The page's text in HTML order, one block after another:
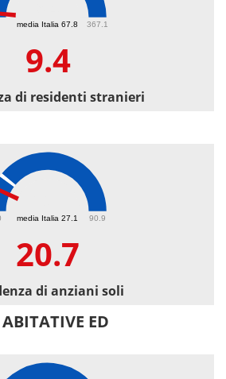
media Italia 67.8 367.1
9.4
di residenti stranieri
media Italia 27.1 90.9
20.7
di anziani soli
ED